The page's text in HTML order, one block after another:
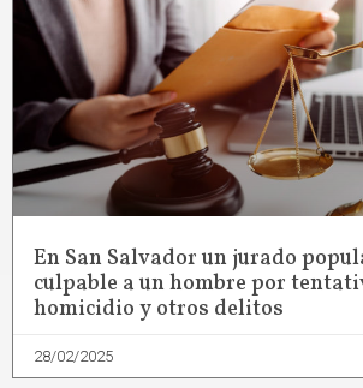
En San Salvador un jurado
culpable a un hombre por
homicidio y otros delitos
28/02/2025